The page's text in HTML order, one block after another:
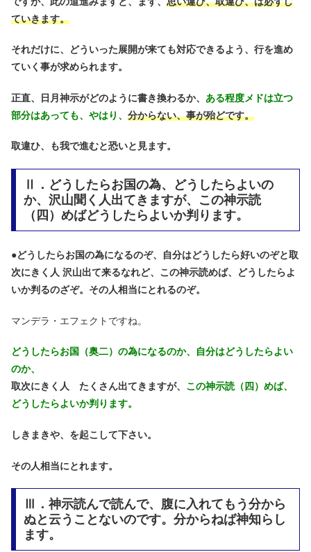
ていきます。
それだけに、どういった展開が来ても対応できるよう、行を進め
ていく事が求められます。
正直、日月神示がどのように書き換わるか、 ある程度メドは立つ
部分はあっても、やはり、 分からない、事が殆どです。
取違ひ、も我で進むと恐いと見ます。
Ⅱ．どうしたらお国の為、どうしたらよいの
か、沢山聞く人出てきますが、この神示読
（四）めばどうしたらよいか判ります。
●どうしたらお国の為になるのぞ、自分はどうしたら好いのぞと取
次にきく人 沢山出て来るなれど、この神示読めば、どうしたらよ
いか判るのざぞ。その人相当にとれるのぞ。
マンデラ・エフェクトですね。
どうしたらお国（奥二）の為になるのか、自分はどうしたらよい
のか、
取次にきく人 たくさん出てきますが、 この神示読（四）めば、
どうしたらよいか判ります。
しきまきや、を起こして下さい。
その人相当にとれます。
Ⅲ．神示読んで読んで、腹に入れてもう分から
ぬと云うことないのです。分からねば神知らし
ます。